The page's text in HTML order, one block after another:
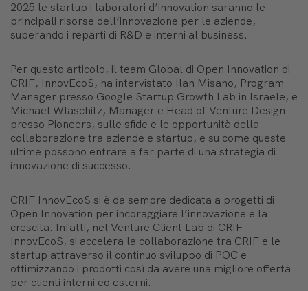
2025 le startup i laboratori d’innovation saranno le
principali risorse dell’innovazione per le aziende,
superando i reparti di R&D e interni al business.
Per questo articolo, il team Global di Open Innovation di
CRIF, InnovEcoS, ha intervistato Ilan Misano, Program
Manager presso Google Startup Growth Lab in Israele, e
Michael Wlaschitz, Manager e Head of Venture Design
presso Pioneers, sulle sfide e le opportunità della
collaborazione tra aziende e startup, e su come queste
ultime possono entrare a far parte di una strategia di
innovazione di successo.
CRIF InnovEcoS si è da sempre dedicata a progetti di
Open Innovation per incoraggiare l’innovazione e la
crescita. Infatti, nel Venture Client Lab di CRIF
InnovEcoS, si accelera la collaborazione tra CRIF e le
startup attraverso il continuo sviluppo di POC e
ottimizzando i prodotti così da avere una migliore offerta
per clienti interni ed esterni.